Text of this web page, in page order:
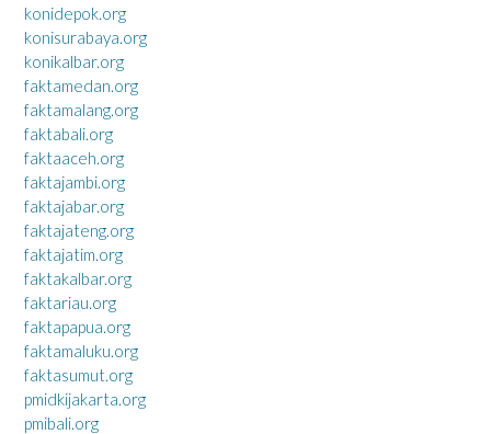
konidepok.org
konisurabaya.org
konikalbar.org
faktamedan.org
faktamalang.org
faktabali.org
faktaaceh.org
faktajambi.org
faktajabar.org
faktajateng.org
faktajatim.org
faktakalbar.org
faktariau.org
faktapapua.org
faktamaluku.org
faktasumut.org
pmidkijakarta.org
pmibali.org